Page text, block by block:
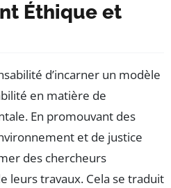
Éthique et
d’incarner un modèle
en matière de
En promouvant des
et de justice
des chercheurs
leurs travaux. Cela se traduit